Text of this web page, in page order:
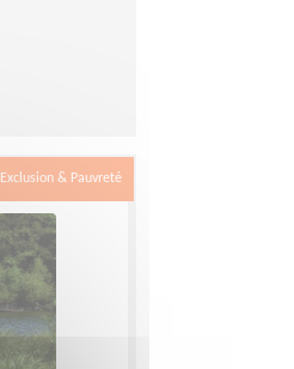
Exclusion & Pauvreté